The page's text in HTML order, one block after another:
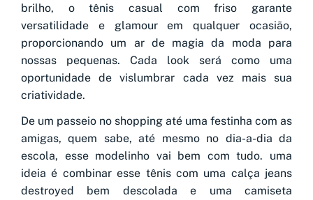
brilho, o tênis casual com friso garante
versatilidade e glamour em qualquer ocasião,
proporcionando um ar de magia da moda para
nossas pequenas. Cada look será como uma
oportunidade de vislumbrar cada vez mais sua
criatividade.
De um passeio no shopping até uma festinha com as
amigas, quem sabe, até mesmo no dia-a-dia da
escola, esse modelinho vai bem com tudo. uma
ideia é combinar esse tênis com uma calça jeans
destroyed bem descolada e uma camiseta